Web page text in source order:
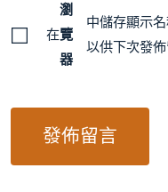
在
瀏
覽
器
中儲存顯示
以供下次發